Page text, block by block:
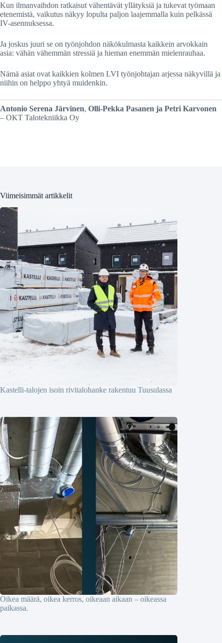
Kun ilmanvaihdon ratkaisut vähentävät yllätyksiä ja tukevat työmaan
etenemistä, vaikutus näkyy lopulta paljon laajemmalla kuin pelkässä
IV-asennuksessa.
Ja joskus juuri se on työnjohdon näkökulmasta kaikkein arvokkain
asia: vähän vähemmän stressiä ja hieman enemmän mielenrauhaa.
Nämä asiat ovat kaikkien kolmen LVI työnjohtajan arjessa näkyvillä ja
niihin on helppo yhtyä muidenkin.
Antonio Serena Järvinen, Olli-Pekka Pasanen ja Petri Karvonen
– OKT Talotekniikka Oy
Viimeisimmät artikkelit
Kastelli-talojen isoin rivitalohanke rakentuu Tuusulassa
Oikea määrä, oikea kerros, oikeaan aikaan – oikeassa
paikassa.